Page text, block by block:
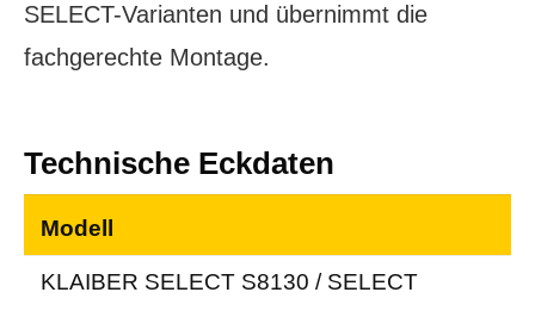
SELECT-Varianten und übernimmt die
fachgerechte Montage.
Technische Eckdaten
Technische Eckdaten KLAIBER SELECT
Modell
KLAIBER SELECT S8130 / SELECT